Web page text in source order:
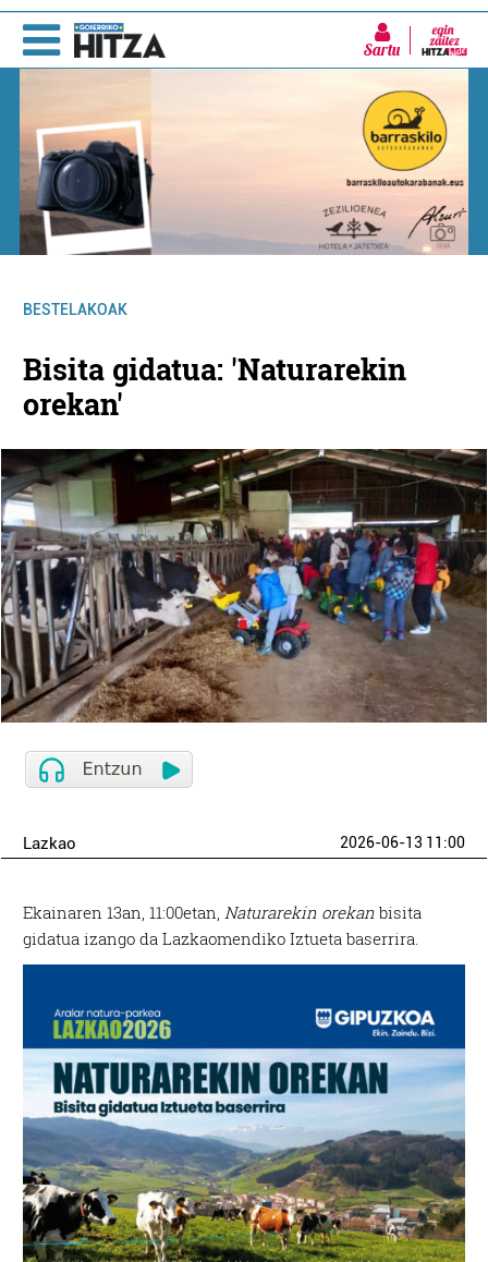
Sartu
BESTELAKOAK
Bisita gidatua: 'Naturarekin
orekan'
Lazkao 2026-06-13 11:00
Ekainaren 13an, 11:00etan, Naturarekin orekan bisita
gidatua izango da Lazkaomendiko Iztueta baserrira.